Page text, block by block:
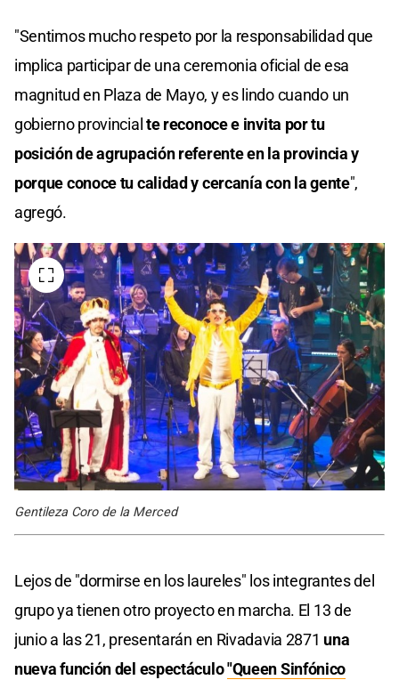
"Sentimos mucho respeto por la responsabilidad que
implica participar de una ceremonia oficial de esa
magnitud en Plaza de Mayo, y es lindo cuando un
gobierno provincial te reconoce e invita por tu
posición de agrupación referente en la provincia y
porque conoce tu calidad y cercanía con la gente",
agregó.
Gentileza Coro de la Merced
Lejos de "dormirse en los laureles" los integrantes del
grupo ya tienen otro proyecto en marcha. El 13 de
junio a las 21, presentarán en Rivadavia 2871 una
nueva función del espectáculo"Queen Sinfónico